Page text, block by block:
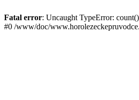
Fatal error: Uncaught TypeError:
#0 /www/doc/